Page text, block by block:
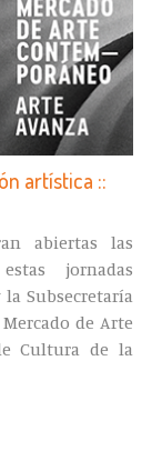
artística ::
abiertas las
jornadas
Subsecretaría
de Arte
Cultura de la